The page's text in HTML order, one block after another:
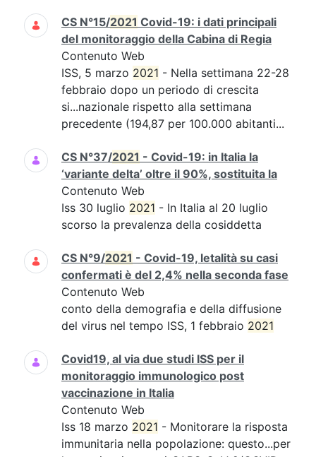
CS N°15/2021 Covid-19: i dati principali
del monitoraggio della Cabina di Regia
Contenuto Web
ISS, 5 marzo 2021 - Nella settimana 22-28
febbraio dopo un periodo di crescita
si...nazionale rispetto alla settimana
precedente (194,87 per 100.000 abitanti...
CS N°37/2021 - Covid-19: in Italia la
‘variante delta’ oltre il 90%, sostituita la
Contenuto Web
Iss 30 luglio 2021 - In Italia al 20 luglio
scorso la prevalenza della cosiddetta
CS N°9/2021 - Covid-19, letalità su casi
confermati è del 2,4% nella seconda fase
Contenuto Web
conto della demografia e della diffusione
del virus nel tempo ISS, 1 febbraio 2021
Covid19, al via due studi ISS per il
monitoraggio immunologico post
vaccinazione in Italia
Contenuto Web
Iss 18 marzo 2021 - Monitorare la risposta
immunitaria nella popolazione: questo...per